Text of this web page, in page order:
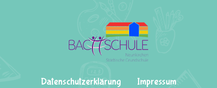
Datenschutzerklärung Impressum